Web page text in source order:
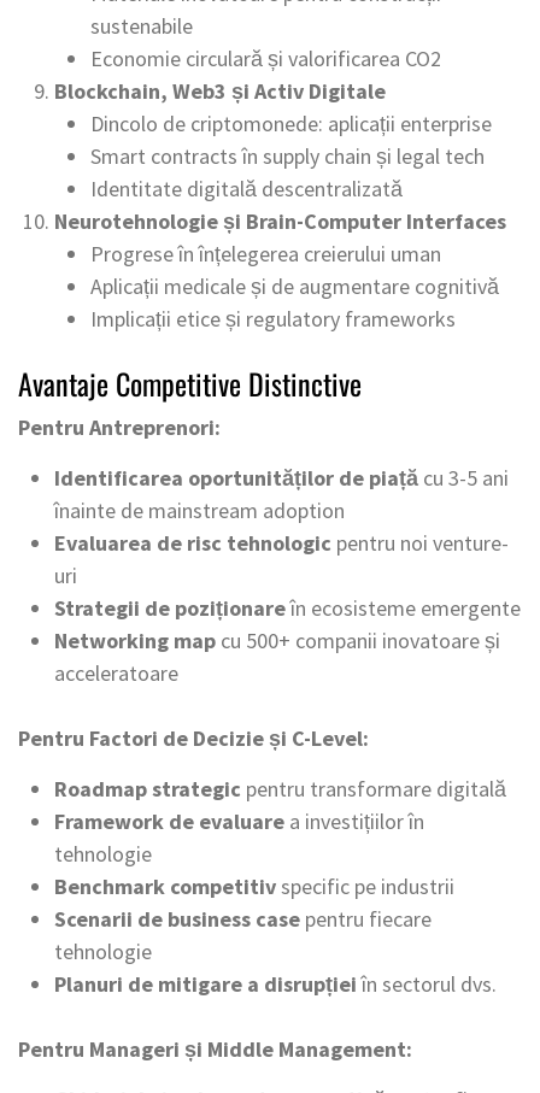
sustenabile
Economie circulară și valorificarea CO2
Blockchain, Web3 și Activ Digitale
Dincolo de criptomonede: aplicații enterprise
Smart contracts în supply chain și legal tech
Identitate digitală descentralizată
Neurotehnologie și Brain-Computer Interfaces
Progrese în înțelegerea creierului uman
Aplicații medicale și de augmentare cognitivă
Implicații etice și regulatory frameworks
Avantaje Competitive Distinctive
Pentru Antreprenori:
Identificarea oportunităților de piață cu 3-5 ani
înainte de mainstream adoption
Evaluarea de risc tehnologic pentru noi venture-
uri
Strategii de poziționareîn ecosisteme emergente
Networking map cu 500+ companii inovatoare și
acceleratoare
Pentru Factori de Decizie și C-Level:
Roadmap strategic pentru transformare digitală
Framework de evaluare a investițiilor în
tehnologie
Benchmark competitivspecific pe industrii
Scenarii de business case pentru fiecare
tehnologie
Planuri de mitigare a disrupțieiîn sectorul dvs.
Pentru Manageri și Middle Management: